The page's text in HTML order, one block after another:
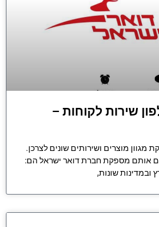
שירות לקוחות –
מוצרים ושירותים שונים לצרכן.
אותם מספקת חברת דואר ישראל הם:
ובמדינות שונות,